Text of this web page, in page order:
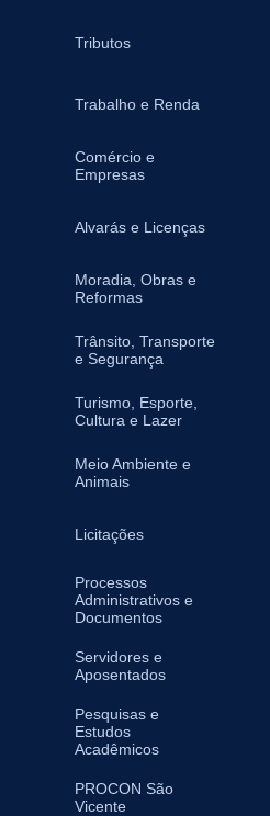
Tributos
Trabalho e Renda
Comércio e
Empresas
Alvarás e Licenças
Moradia, Obras e
Reformas
Trânsito, Transporte
e Segurança
Turismo, Esporte,
Cultura e Lazer
Meio Ambiente e
Animais
Licitações
Processos
Administrativos e
Documentos
Servidores e
Aposentados
Pesquisas e
Estudos
Acadêmicos
PROCON São
Vicente